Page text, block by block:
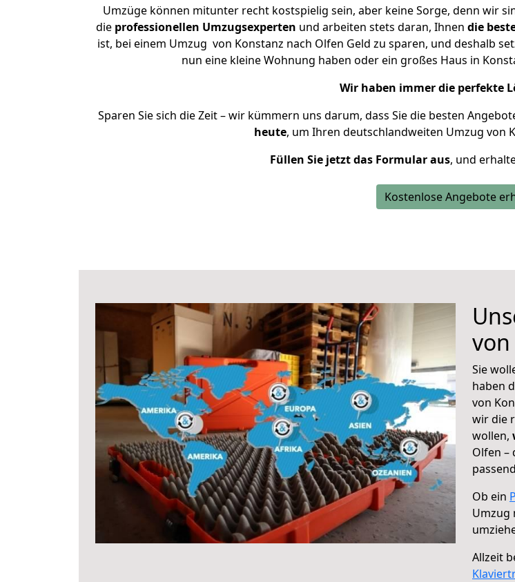
Umzüge können mitunter recht kostspielig sein, aber keine Sorge, denn wir
die professionellen Umzugsexperten und arbeiten stets daran, Ihnen die
ist, bei einem Umzug von Konstanz nach Olfen Geld zu sparen, und deshalb
nun eine kleine Wohnung haben oder ein großes Haus in
Wir haben immer die perfekte
Sparen Sie sich die Zeit – wir kümmern uns darum, dass Sie die besten
heute, um Ihren deutschlandweiten Umzug von
Füllen Sie jetzt das Formular aus, und
Kostenlose Angebote
Sie
haben
von
wir die
wollen,
Olfen –
Ob ein
Umzug
Allzeit